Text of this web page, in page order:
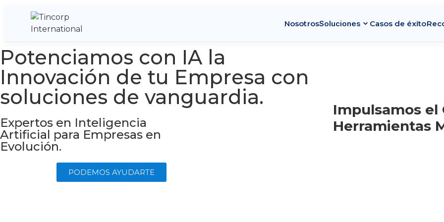
NosotrosSoluciones expand_more Casos de éxito
Potenciamos con IA la
Innovación de tu Empresa con
soluciones de vanguardia.
Expertos en Inteligencia
Artificial para Empresas en
Evolución.
PODEMOS AYUDARTE
Impulsamos el
Herramientas